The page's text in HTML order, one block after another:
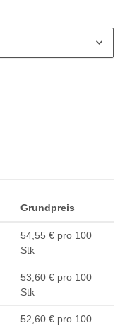
Grundpreis
54,55 € pro 100
Stk
53,60 € pro 100
Stk
52,60 € pro 100